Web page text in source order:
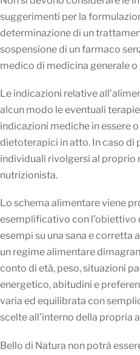
suggerimenti per la
determinazione di un
sospensione di un farmaco
medico di medicina generale
Le indicazioni relative
alcun modo le eventuali
indicazioni mediche in essere
dietoterapici in atto. In caso di
individuali rivolgersi al proprio
nutrizionista.
Lo schema alimentare viene
esemplificativo con l’obiettivo
esempi su una sana e corretta
un regime alimentare
conto di età, peso, situazioni
energetico, abitudini e
varia ed equilibrata con
scelte all’interno della propria
Bello di Natura non potrà